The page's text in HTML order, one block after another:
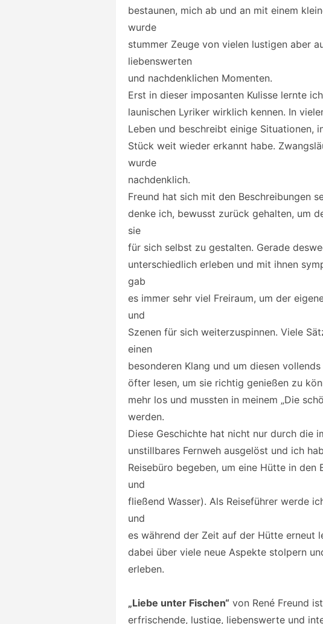
bestaunen, mich ab und an mit einem
wurde
stummer Zeuge von vielen lustigen aber
liebenswerten
und nachdenklichen Momenten.
Erst in dieser imposanten Kulisse lernte
launischen Lyriker wirklich kennen. In
Leben und beschreibt einige Situationen,
Stück weit wieder erkannt habe.
wurde
nachdenklich.
Freund hat sich mit den Beschreibungen
denke ich, bewusst zurück gehalten, um
sie
für sich selbst zu gestalten. Gerade
unterschiedlich erleben und mit ihnen
gab
es immer sehr viel Freiraum, um der
und
Szenen für sich weiterzuspinnen. Viele
einen
besonderen Klang und um diesen
öfter lesen, um sie richtig genießen zu
mehr los und mussten in meinem „Die
werden.
Diese Geschichte hat nicht nur durch die
unstillbares Fernweh ausgelöst und ich
Reisebüro begeben, um eine Hütte in
und
fließend Wasser). Als Reiseführer werde
und
es während der Zeit auf der Hütte erneut
dabei über viele neue Aspekte stolpern
erleben.
„Liebe unter Fischen“ von René Freund
erfrischende, lustige, liebenswerte und